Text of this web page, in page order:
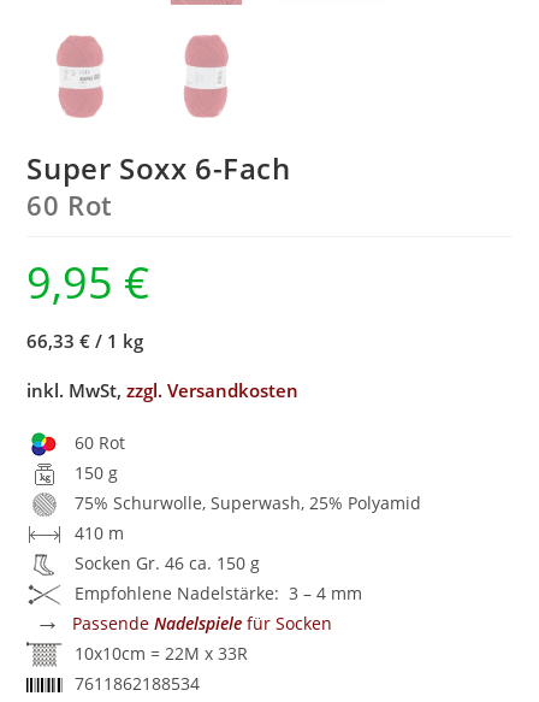
Super Soxx 6-Fach
60 Rot
9,95 €
66,33 € / 1 kg
inkl. MwSt,zzgl. Versandkosten
60 Rot
150 g
75% Schurwolle, Superwash, 25% Polyamid
410 m
Socken Gr. 46 ca. 150 g
Empfohlene Nadelstärke: 3 – 4 mm
→ PassendeNadelspiele für Socken
10x10cm = 22M x 33R
7611862188534